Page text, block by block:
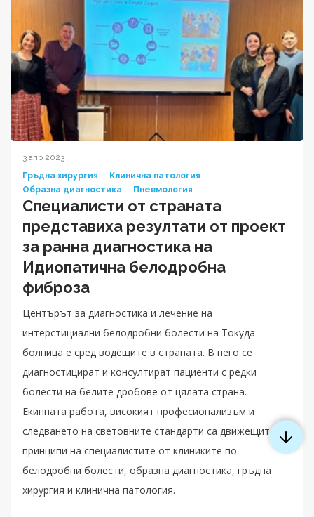
3 апр 2023
Гръдна хирургия
Клинична патология
Образна диагностика
Пневмология
Специалисти от страната
представиха резултати от проект
за ранна диагностика на
Идиопатична белодробна
фиброза
Центърът за диагностика и лечение на
интерстициални белодробни болести на Токуда
болница е сред водещите в страната. В него се
диагностицират и консултират пациенти с редки
болести на белите дробове от цялата страна.
Екипната работа, високият професионализъм и
следването на световните стандарти са движещите
принципи на специалистите от клиниките по
белодробни болести, образна диагностика, гръдна
хирургия и клинична патология.